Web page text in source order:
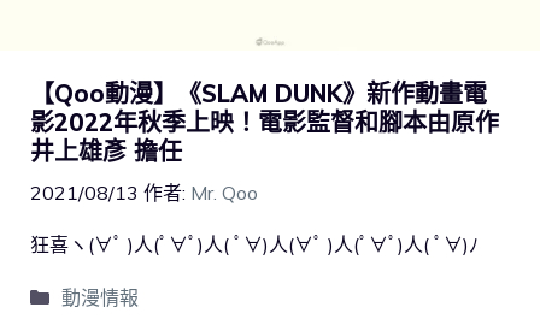
【Qoo動漫】《SLAM DUNK》新作動畫電
影2022年秋季上映！電影監督和腳本由原作
井上雄彥 擔任
2021/08/13 作者: Mr. Qoo
狂喜ヽ(∀ﾟ )人(ﾟ∀ﾟ)人( ﾟ∀)人(∀ﾟ )人(ﾟ∀ﾟ)人( ﾟ∀)ﾉ
動漫情報